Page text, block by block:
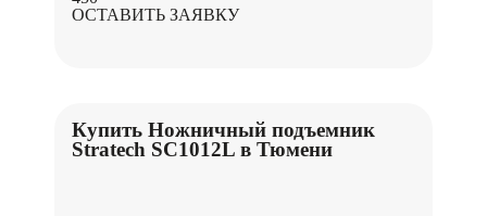
ОСТАВИТЬ ЗАЯВКУ
Купить Ножничный подъемник
Stratech SC1012L в Тюмени